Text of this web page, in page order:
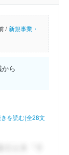
/ 新規事業・
ら
を読む(全28文